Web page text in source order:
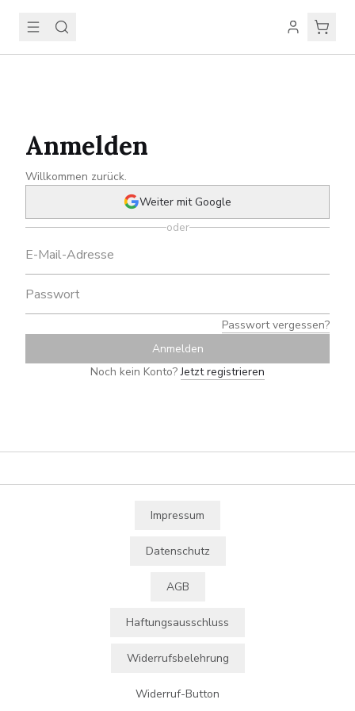
Anmelden
Willkommen zurück.
Weiter mit Google
oder
Passwort vergessen?
Anmelden
Noch kein Konto? Jetzt registrieren
Impressum
Datenschutz
AGB
Haftungsausschluss
Widerrufsbelehrung
Widerruf-Button